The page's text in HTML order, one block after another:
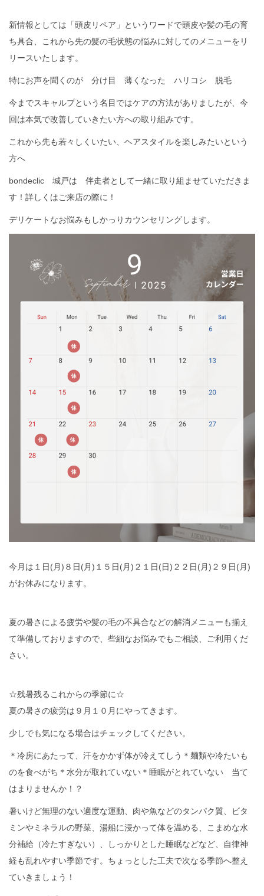
新情報としては「頭皮リペア」というワードで頭皮や髪の毛の育
ち具合、これから先の髪の毛状態の悩みに対してのメニューをリ
リースいたします。
特にお声を聞くのが 分け目 薄くなった ハリコシ 脱毛
今までスキャルプという名目ではケアの方法がありましたが、今
回は本気で改善していきたい方への取り組みです。
これから先も若々しくいたい、ヘアスタイルを楽しみたいという
方へ
bondeclic 城戸は 伴走者として一緒に取り組ませていただきま
す！詳しくはご来店の際に！
デリケートなお悩みもしかっりカウンセリングします。
今月は１日(月)８日(月)１５日(月)２１日(日)２２日(月)２９日(月)
がお休みになります。
夏の暑さによる疲労や髪の毛の不具合などの解消メニューも揃え
て準備しておりますので、些細なお悩みでもご相談、ご利用くだ
さい。
☆残暑残るこれからの季節に☆
夏の暑さの疲労は９月１０月にやってきます。
少しでも気になる場合はチェックしてください。
＊冷房にあたって、汗をかかず体が冷えてしう＊麺類や冷たいも
のを食べがち＊水分が取れていない＊睡眠がとれていない 当て
はまりませんか！？
暑いけど無理のない適度な運動、肉や魚などのタンパク質、ビタ
ミンやミネラルの野菜、湯船に浸かって体を温める、こまめな水
分補給（冷たすぎない）、しっかりとした睡眠などなど、自律神
経も乱れやすい季節です。ちょっとした工夫で次なる季節へ整え
ていきましょう！